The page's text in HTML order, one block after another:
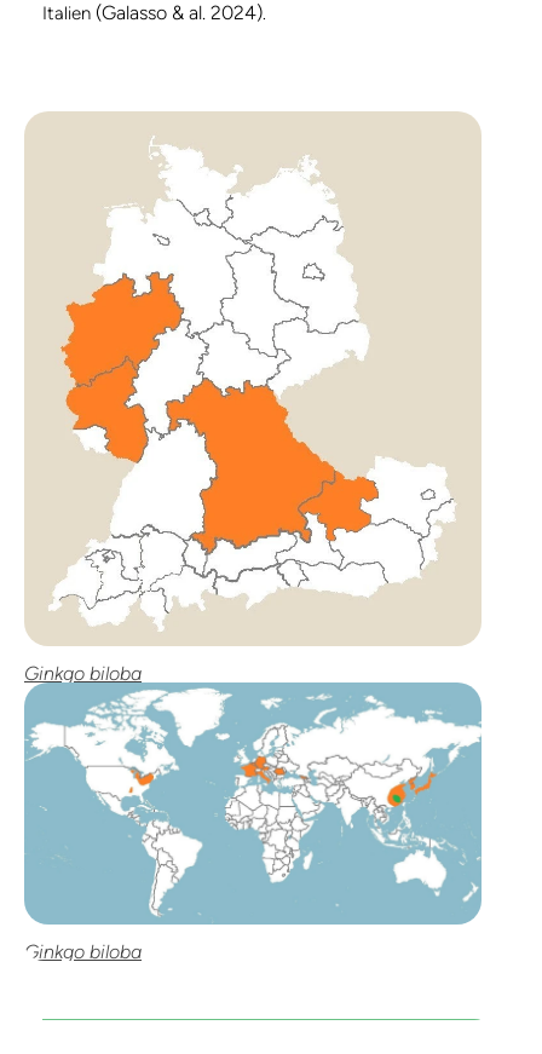
Italien (Galasso & al. 2024).
Ginkgo biloba
Ginkgo biloba